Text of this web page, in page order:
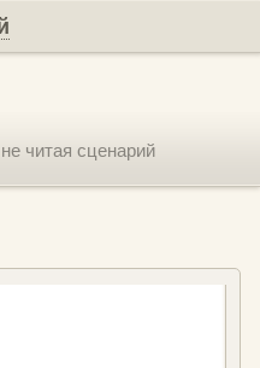
читая сценарий